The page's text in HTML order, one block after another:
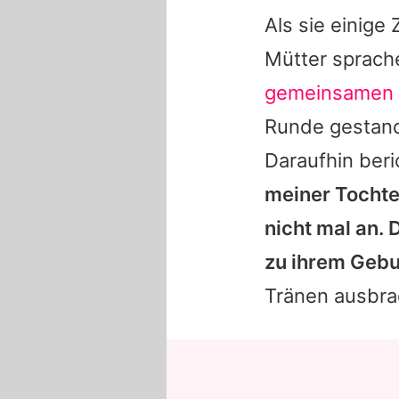
Als sie einige
Mütter
Runde
Daraufhin
meiner
nicht mal an.
zu ihrem
Tränen